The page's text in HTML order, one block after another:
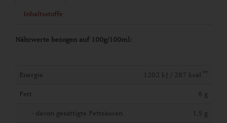
Inhaltsstoffe
Nährwerte bezogen auf 100g/100ml:
Energie 1202 kJ / 287 kcal **
Fett 8 g
- davon gesättigte Fettsäuren 1,5 g